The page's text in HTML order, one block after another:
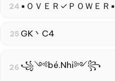
24 ▪ＯＶＥＲ✓ＰＯＷＥＲ▪
25 GK丶C4
26 ꧁༺bé.Nhi༻꧂